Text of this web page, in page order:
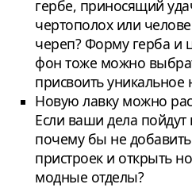
гербе, приносящий
чертополох или
череп? Форму герба и
фон тоже можно
присвоить уникальное
Новую лавку можно
Если ваши дела пойдут
почему бы не
пристроек и открыть
модные отделы?